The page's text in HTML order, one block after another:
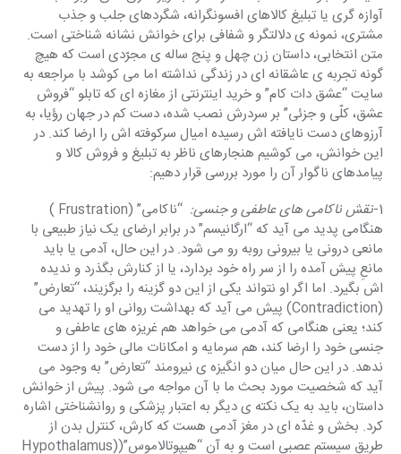
آوازه گری یا تبلیغ کالاهای افسونگرانه، شگردهای جلب و جذب
مشتری، نمونه ی دلالتگر و شفافی برای خوانش نشانه شناختی است.
متن انتخابی، داستان زن چهل و پنج ساله ی مجرّدی است که هیچ
گونه تجربه ی عاشقانه ای در زندگی نداشته اما می کوشد با مراجعه به
سایت “عشق دات کام” و خرید اینترنتی از مغازه ای که تابلو “فروش
عشق، کلّی و جزئی” بر سردرش نصب شده، دست کم در جهان رؤیا، به
آرزوهای دست نایافته اش رسیده امیال سرکوفته اش را ارضا کند. در
این خوانش، می کوشیم هنجارهای ناظر به تبلیغ و فروش کالا و
پیامدهای ناگوار آن را مورد بررسی قرار دهیم:
1- نقش ناکامی های عاطفی و جنسی:
“ناکامی” (Frustration )
هنگامی پدید می آید که “ارگانیسم” در برابر ارضای یک نیاز طبیعی با
مانعی درونی یا بیرونی روبه رو می شود. در این حال، آدمی یا باید
مانعِ پیش آمده را از سر راه خود بردارد، یا از کنارش بگذرد و ندیده
اش بگیرد. اما اگر او نتواند یکی از این دو گزینه را برگزیند، “تعارض”
(Contradiction) پیش می آید که بهداشت روانی او را تهدید می
کند؛ یعنی هنگامی که آدمی می خواهد هم غریزه های عاطفی و
جنسی خود را ارضا کند، هم سرمایه و امکانات مالی خود را از دست
ندهد. در این حال میان دو انگیزه ی نیرومند “تعارض” به وجود می
آید که شخصیت مورد بحث ما با آن مواجه می شود. پیش از خوانش
داستان، باید به یک نکته ی دیگر به اعتبار پزشکی و روانشناختی اشاره
کرد. بخش و غدّه ای در مغز آدمی هست که کارش، کنترل بدن از